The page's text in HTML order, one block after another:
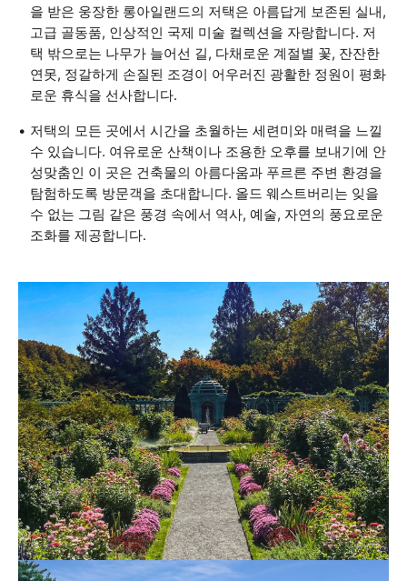
을 받은 웅장한 롱아일랜드의 저택은 아름답게 보존된 실내,
고급 골동품, 인상적인 국제 미술 컬렉션을 자랑합니다. 저
택 밖으로는 나무가 늘어선 길, 다채로운 계절별 꽃, 잔잔한
연못, 정갈하게 손질된 조경이 어우러진 광활한 정원이 평화
로운 휴식을 선사합니다.
저택의 모든 곳에서 시간을 초월하는 세련미와 매력을 느낄
수 있습니다. 여유로운 산책이나 조용한 오후를 보내기에 안
성맞춤인 이 곳은 건축물의 아름다움과 푸르른 주변 환경을
탐험하도록 방문객을 초대합니다. 올드 웨스트버리는 잊을
수 없는 그림 같은 풍경 속에서 역사, 예술, 자연의 풍요로운
조화를 제공합니다.